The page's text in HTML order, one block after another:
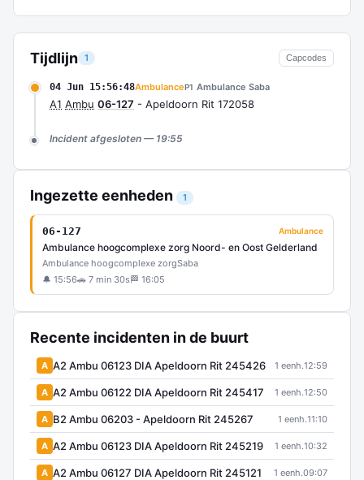
Tijdlijn 1 Capcodes
04 Jun 15:56:48AmbulanceP1 Ambulance Saba
A1 Ambu 06-127 - Apeldoorn Rit 172058
Incident afgesloten — 19:55
Ingezette eenheden 1
06-127 Ambulance
Ambulance hoogcomplexe zorg Noord- en Oost Gelderland
Ambulance hoogcomplexe zorgSaba
🔔 15:56🚗 7 min 30s 🏁 16:05
Recente incidenten in de buurt
A A2 Ambu 06123 DIA Apeldoorn Rit 245426 1 eenh.12:59
A A2 Ambu 06122 DIA Apeldoorn Rit 245417 1 eenh.12:50
A B2 Ambu 06203 - Apeldoorn Rit 245267 1 eenh.11:10
A A2 Ambu 06123 DIA Apeldoorn Rit 245219 1 eenh.10:32
A A2 Ambu 06127 DIA Apeldoorn Rit 245121 1 eenh.09:07